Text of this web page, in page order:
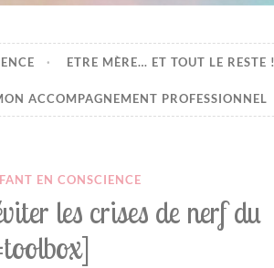
ETRE MÈRE… ET TOUT LE RESTE !
ACCOMPAGNEMENT PROFESSIONNEL
EN CONSCIENCE
les crises de nerf du